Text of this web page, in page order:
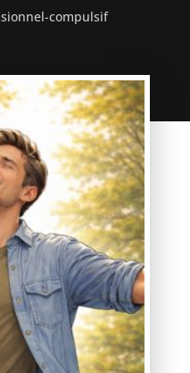
compulsif